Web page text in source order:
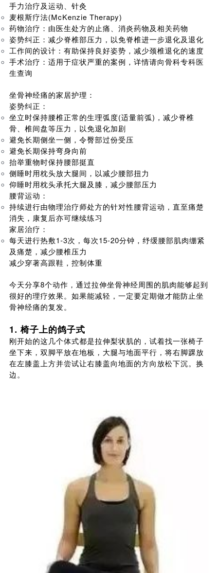
县
乡
院
长
论
手力治疗及运动、针灸
麦根斯疗法(McKenzie Therapy)
药物治疗：由医生处方的止痛、消炎药物及相关药物
姿势纠正：减少脊椎部压力，以免脊椎进一步退化及退化
工作间的设计：有助保持良好姿势，减少颈椎退化的速度
手术治疗：适用于症状严重的案例，详情请向骨科专科医
生查询
坐骨神经痛的家居护理：
姿势纠正：
坐立时保持腰椎正常的生理弧度(适量前弧)，减少脊椎
骨、椎间盘等压力，以免退化加剧
避免长期侧坐一侧，令臀部过份受压
避免长期保持弯身向前
抬举重物时保持腰部挺直
侧睡时用枕头放大腿间，以减少腰部扭力
仰睡时用枕头承托大腿及膝，减少腰部压力
腰背运动：
持续进行由物理治疗师处方的针对性腰背运动，直至痛楚
消失，康复后亦可继续练习
家居治疗：
每天进行热敷1-3次，每次15-20分钟，纾缓腰部肌肉绷紧
及痛楚，减少腰椎压力
减少穿著高跟鞋，控制体重
今天分享8个动作，通过拉伸坐骨神经周围的肌肉能够起到
很好的理疗效果。如果能减轻，一定要定期做才能防止坐
骨神经痛的复发。
1. 椅子上的鸽子式
刚开始的这几个体式都是拉伸梨状肌的，试着找一张椅子
坐下来，双脚平放在地板，大腿与地面平行，将右脚踝放
在左膝盖上方并尝试让右膝盖向地面的方向放松下沉。换
边。